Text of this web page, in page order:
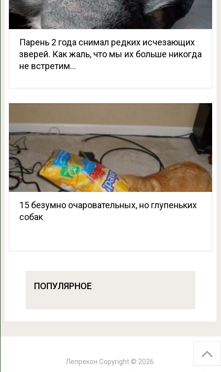
Парень 2 года снимал редких исчезающих
зверей. Как жаль, что мы их больше никогда
не встретим…
15 безумно очаровательных, но глупеньких
собак
ПОПУЛЯРНОЕ
Лепрекон Copyright © 2026.